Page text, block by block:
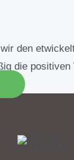
den
die positiven